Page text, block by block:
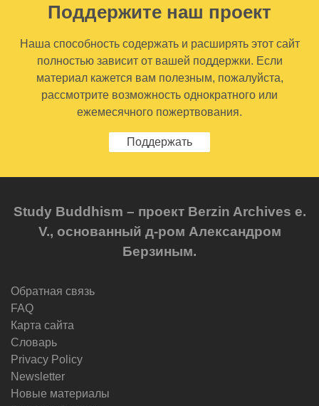
Поддержите наш проект
Наша способность содержать и расширять этот сайт
полностью зависит от вашей поддержки. Если
материал кажется вам полезным, пожалуйста,
рассмотрите возможность однократного или
ежемесячного пожертвования.
Поддержать
Study Buddhism – проект Berzin Archives e.
V., основанный д-ром Александром
Берзиным.
Обратная связь
FAQ
Карта сайта
Словарь
Privacy Policy
Newsletter
Новые материалы